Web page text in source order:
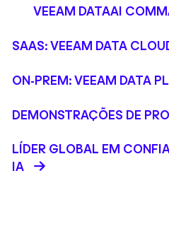
VEEAM DATAAI
SAAS: VEEAM DATA
ON-PREM: VEEAM DATA
DEMONSTRAÇÕES DE
LÍDER GLOBAL EM
IA